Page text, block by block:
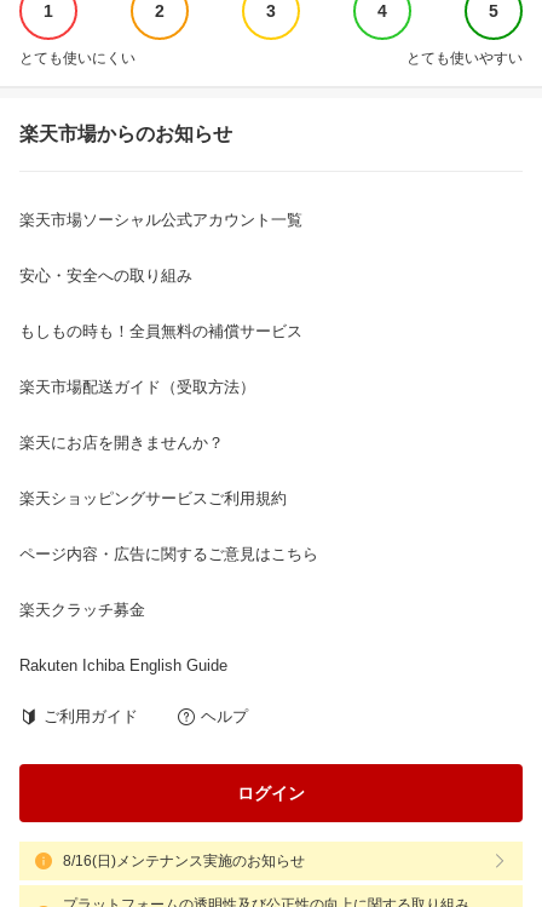
1 2 3 4 5
とても使いにくい とても使いやすい
楽天市場からのお知らせ
楽天市場ソーシャル公式アカウント一覧
安心・安全への取り組み
もしもの時も！全員無料の補償サービス
楽天市場配送ガイド（受取方法）
楽天にお店を開きませんか？
楽天ショッピングサービスご利用規約
ページ内容・広告に関するご意見はこちら
楽天クラッチ募金
Rakuten Ichiba English Guide
ご利用ガイド ヘルプ
ログイン
8/16(日)メンテナンス実施のお知らせ